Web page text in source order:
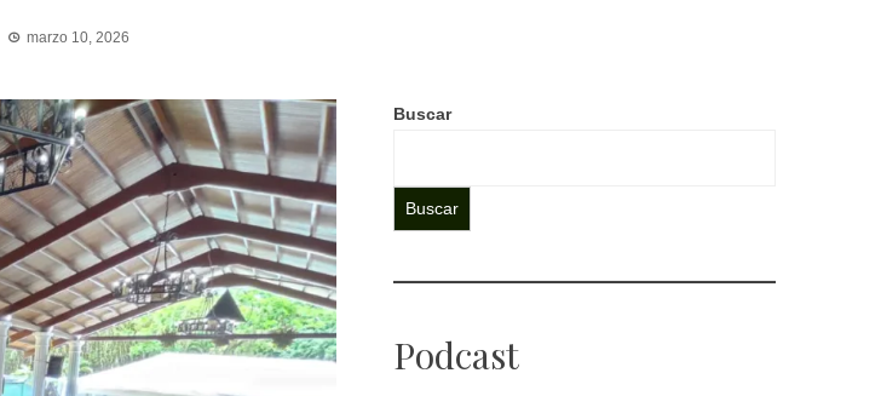
marzo 10, 2026
Buscar
Buscar
Podcast